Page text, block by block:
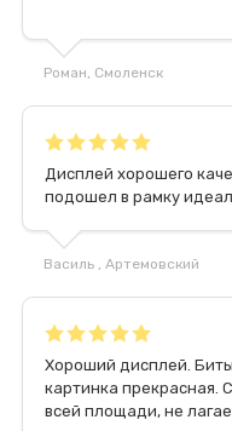
Роман, Смоленск
Дисплей хорошего
подошел в рамку
Василь , Артемовский
Хороший дисплей.
картинка прекрасная.
всей площади, не